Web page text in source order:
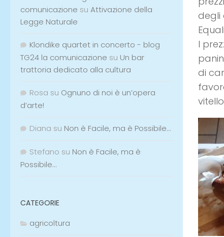
degli
I
di
comunicazione su Attivazione della
Legge Naturale
Klondike quartet in concerto - blog
TG24 la comunicazione su Un bar
trattoria dedicato alla cultura
Rosa su Ognuno di noi è un’opera
d’arte!
Diana su Non è Facile, ma è Possibile…
Stefano su Non è Facile, ma è
Possibile…
CATEGORIE
agricoltura